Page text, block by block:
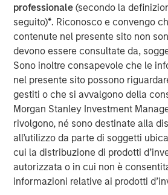
professionale(secondo la
seguito)*. Riconosco e convengo
contenute nel presente sito non
devono essere consultate da,
Sono inoltre consapevole che le
nel presente sito possono
gestiti o che si avvalgono della
Morgan Stanley Investment
rivolgono, né sono destinate alla
all’utilizzo da parte di soggetti
cui la distribuzione di prodotti
autorizzata o in cui non è
informazioni relative ai prodotti
According to a new report and
Morgan Stanley, while a large
say incorporating gender and
investment decisions can be
than half of asset owners broadly
must choose between financial
based approach. This disparity
owners remain sceptical of the
with the exception of public
setting the standard for action,
data.
To better understand how asset